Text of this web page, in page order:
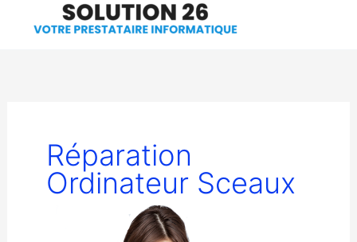
Réparation
Ordinateur Sceaux